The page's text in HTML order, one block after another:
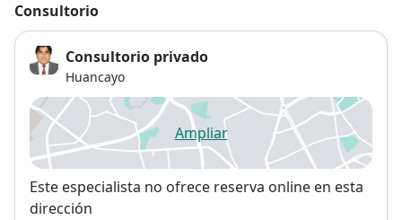
Consultorio
Consultorio privado
Huancayo
Ampliarse abre en una nueva
Disponibilidad
Este especialista no ofrece reserva online en esta
dirección